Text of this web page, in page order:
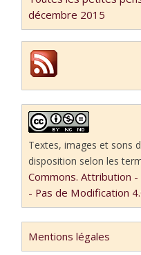
décembre 2015
Textes, images et sons
disposition selon les
Commons. Attribution
- Pas de Modification
Mentions légales